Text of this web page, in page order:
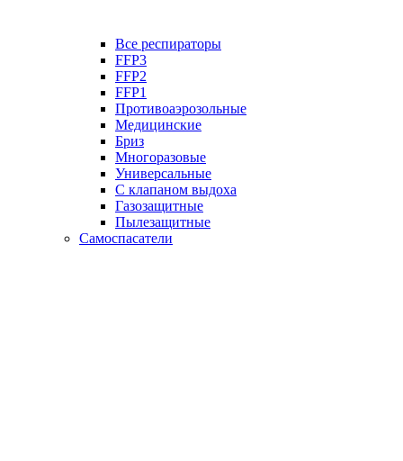
Все респираторы
FFP3
FFP2
FFP1
Противоаэрозольные
Медицинские
Бриз
Многоразовые
Универсальные
С клапаном выдоха
Газозащитные
Пылезащитные
Самоспасатели